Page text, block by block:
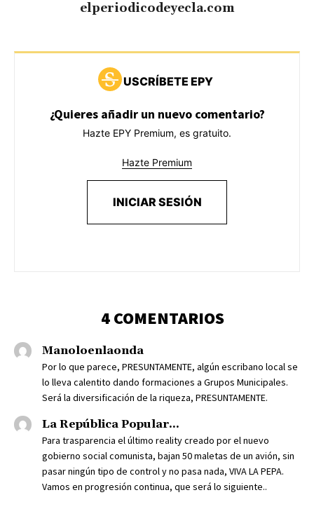
elperiodicodeyecla.com
USCRÍBETE EPY
¿Quieres añadir un nuevo comentario?
Hazte EPY Premium, es gratuito.
Hazte Premium
INICIAR SESIÓN
4 COMENTARIOS
Manoloenlaonda
Por lo que parece, PRESUNTAMENTE, algún escribano local se
lo lleva calentito dando formaciones a Grupos Municipales.
Será la diversificación de la riqueza, PRESUNTAMENTE.
La República Popular...
Para trasparencia el último reality creado por el nuevo
gobierno social comunista, bajan 50 maletas de un avión, sin
pasar ningún tipo de control y no pasa nada, VIVA LA PEPA.
Vamos en progresión continua, que será lo siguiente..